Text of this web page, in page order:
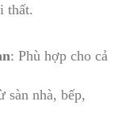
thất.
: Phù hợp cho cả
sàn nhà, bếp,